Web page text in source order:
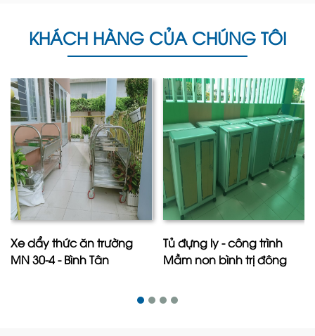
KHÁCH HÀNG CỦA CHÚNG TÔI
Xe dẩy thức ăn trường
MN 30-4 - Bình Tân
Tủ đựng ly - công trình
Mầm non bình trị đông